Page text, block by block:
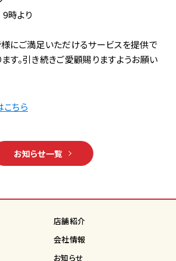
9時より
様にご満足いただけるサービスを提供で
す。引き続きご愛顧賜りますようお願い
こちら
お知らせ一覧
店舗紹介
会社情報
お知らせ